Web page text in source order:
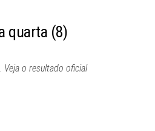
quarta (8)
o resultado oficial